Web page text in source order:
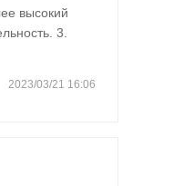
высокий
3.
2023/03/21 16:06